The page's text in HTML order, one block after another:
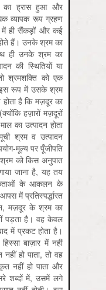
का ह्रास हुआ और
व्यापक रूप ग्रहण
में ही सैंकड़ों और कई
हैं। उनके श्रम का
ही उनके श्रम का
की स्थितियों या
श्रमशक्ति को एक
इस रूप में उसके श्रम
होता है कि मज़दूर का
हज़ारों मज़दूरों
का उत्पादन होता
श्रम व उत्पादन
मूल्य पर पूँजीपति
को किस अनुपात
जाना है, यह तय
के आकलन के
में प्रतिस्पर्द्धारत
मज़दूर के श्रम का
पड़ता है। वह केवल
में प्रकट होता है।
बाज़ार में नहीं
हो पाता, तो वह
नहीं हो पाता और
शब्दों में, उसमें लगे